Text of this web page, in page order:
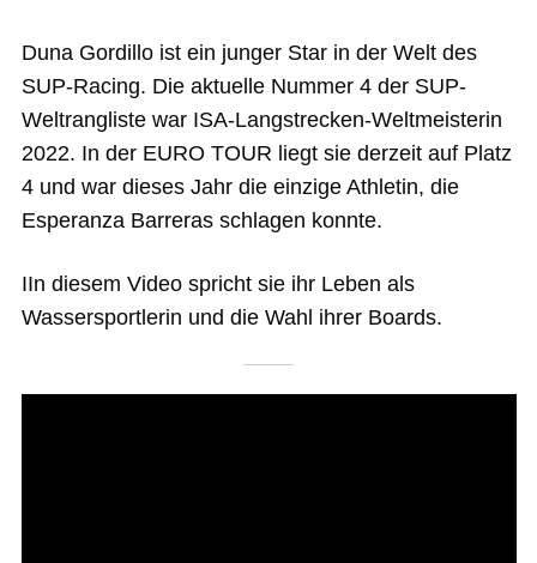
SPOT FINDER
Duna Gordillo ist ein junger Star in der Welt des
SUP-Racing. Die aktuelle Nummer 4 der SUP-
Weltrangliste war ISA-Langstrecken-Weltmeisterin
2022. In der EURO TOUR liegt sie derzeit auf Platz
4 und war dieses Jahr die einzige Athletin, die
Esperanza Barreras schlagen konnte.
IIn diesem Video spricht sie ihr Leben als
Wassersportlerin und die Wahl ihrer Boards.